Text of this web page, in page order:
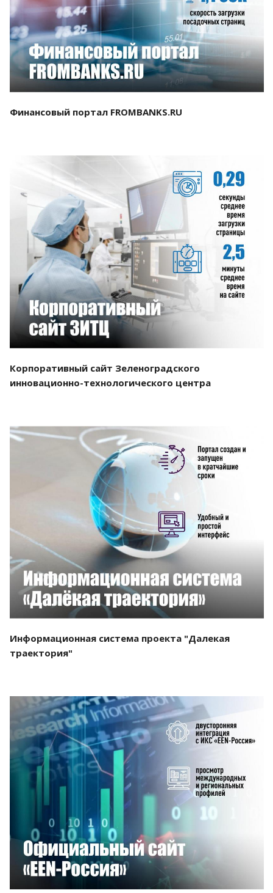
Смотреть проект
Финансовый портал FROMBANKS.RU
Смотреть проект
Корпоративный сайт Зеленоградского
инновационно-технологического центра
Смотреть проект
Информационная система проекта "Далекая
траектория"
Смотреть проект